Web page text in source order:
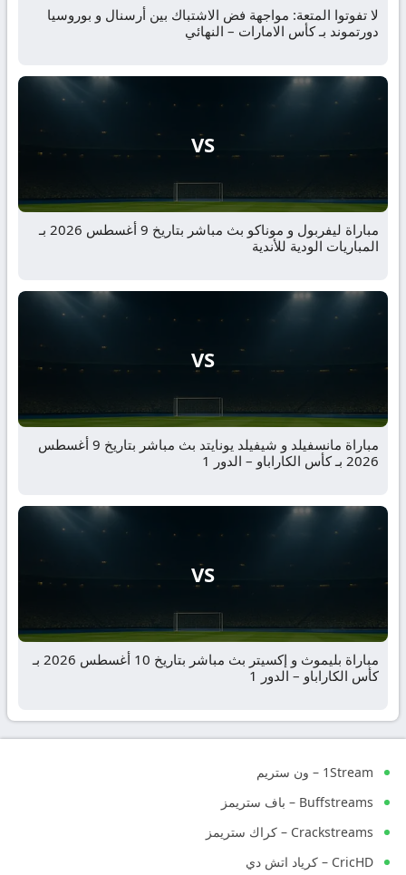
لا تفوتوا المتعة: مواجهة فض الاشتباك بين أرسنال و بوروسيا
دورتموند بـ كأس الامارات – النهائي
VS
مباراة ليفربول و موناكو بث مباشر بتاريخ 9 أغسطس 2026 بـ
المباريات الودية للأندية
VS
مباراة مانسفيلد و شيفيلد يونايتد بث مباشر بتاريخ 9 أغسطس
2026 بـ كأس الكاراباو – الدور 1
VS
مباراة بليموث و إكسيتر بث مباشر بتاريخ 10 أغسطس 2026 بـ
كأس الكاراباو – الدور 1
1Stream – ون ستريم
Buffstreams – باف ستريمز
Crackstreams – كراك ستريمز
CricHD – كرياد اتش دي